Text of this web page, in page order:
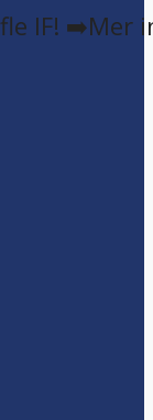
IF! ➡️Mer